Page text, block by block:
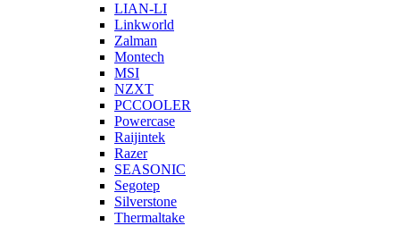
LIAN-LI
Linkworld
Zalman
Montech
MSI
NZXT
PCCOOLER
Powercase
Raijintek
Razer
SEASONIC
Segotep
Silverstone
Thermaltake